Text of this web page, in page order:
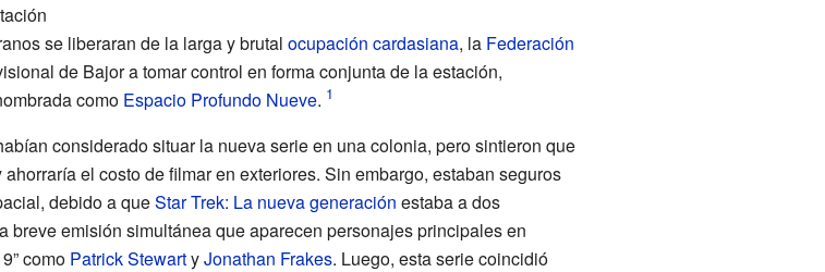
se liberaran de la larga y brutal ocupación cardasiana, la Federación
de Bajor a tomar control en forma conjunta de la estación,
como Espacio Profundo Nueve.
considerado situar la nueva serie en una colonia, pero sintieron que
el costo de filmar en exteriores. Sin embargo, estaban seguros
debido a queStar Trek: La nueva generación estaba a dos
breve emisión simultánea que aparecen personajes principales en
como Patrick StewartyJonathan Frakes. Luego, esta serie coincidió